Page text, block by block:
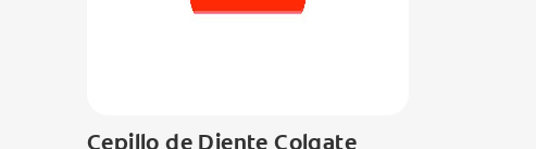
Cepillo de Diente Colgate